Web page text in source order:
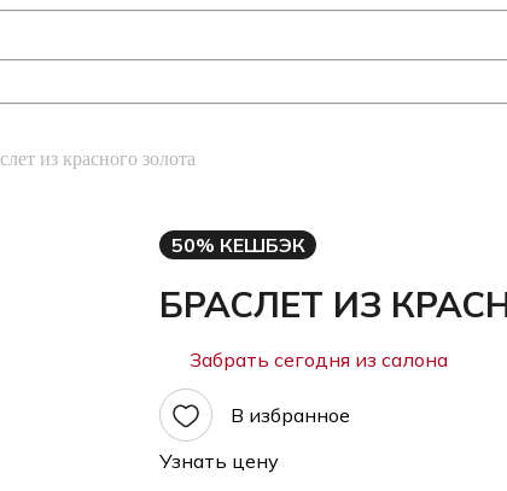
из красного золота
50% КЕШБЭК
БРАСЛЕТ ИЗ
Забрать сегодня из салона
В избранное
Узнать цену